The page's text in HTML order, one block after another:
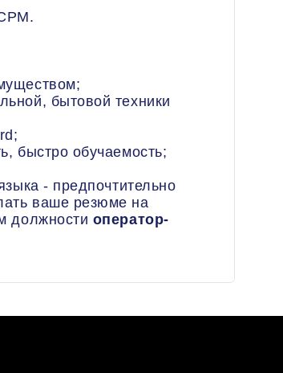
бытовой техники
быстро обучаемость;
- предпочтительно
ваше резюме на
должности оператор-